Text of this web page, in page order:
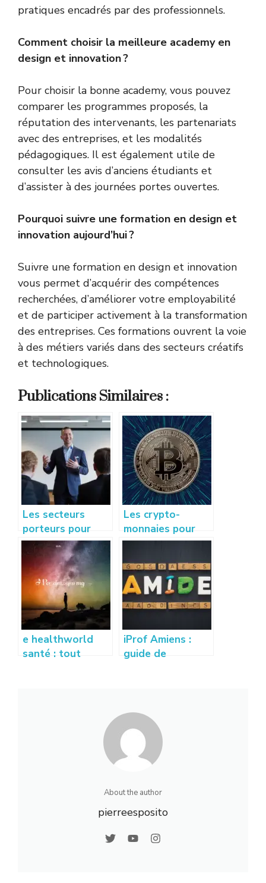
pratiques encadrés par des professionnels.
Comment choisir la meilleure academy en
design et innovation ?
Pour choisir la bonne academy, vous pouvez
comparer les programmes proposés, la
réputation des intervenants, les partenariats
avec des entreprises, et les modalités
pédagogiques. Il est également utile de
consulter les avis d’anciens étudiants et
d’assister à des journées portes ouvertes.
Pourquoi suivre une formation en design et
innovation aujourd’hui ?
Suivre une formation en design et innovation
vous permet d’acquérir des compétences
recherchées, d’améliorer votre employabilité
et de participer activement à la transformation
des entreprises. Ces formations ouvrent la voie
à des métiers variés dans des secteurs créatifs
et technologiques.
Publications Similaires :
Les secteurs
porteurs pour
créer sa startup :
idées et conseils
à succès
Les crypto-
monnaies pour
les entreprises :
Bitcoin ?
e healthworld
santé : tout
iProf Amiens :
guide de
enseignants
About the author
pierreesposito